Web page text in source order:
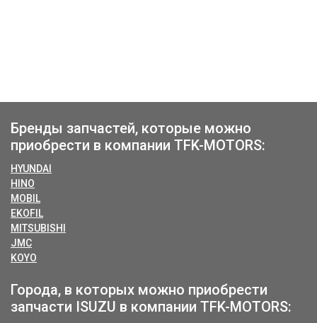
Бренды запчастей, которые можно
приобрести в компании TFK-MOTORS:
HYUNDAI
HINO
MOBIL
EKOFIL
MITSUBISHI
JMC
KOYO
Города, в которых можно приобрести
запчасти ISUZU в компании TFK-MOTORS: